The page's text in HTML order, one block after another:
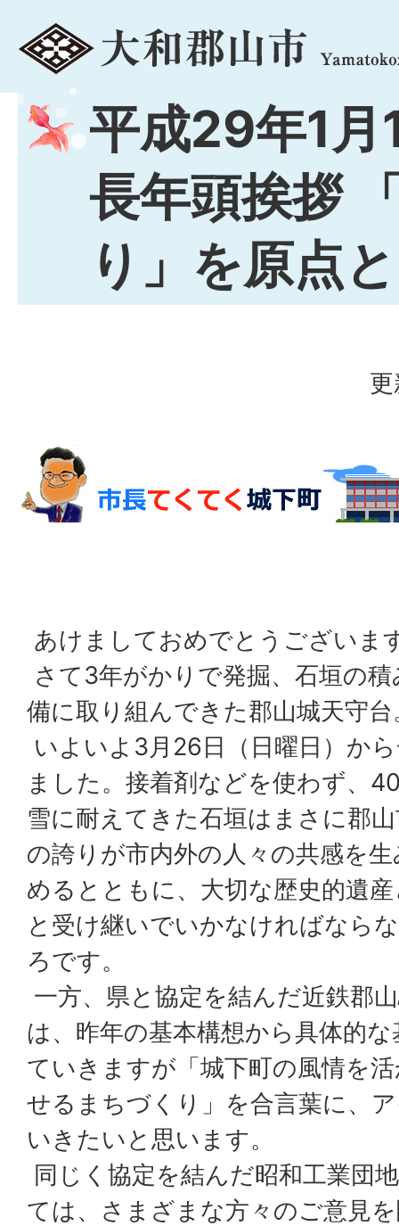
menu
平成29年1月
長年頭挨拶
り」を原点
あけましておめでとうございま
さて3年がかりで発掘、石垣の
備に取り組んできた郡山城天守台
いよいよ3月26日（日曜日）か
ました。接着剤などを使わず、
雪に耐えてきた石垣はまさに郡
の誇りが市内外の人々の共感を
めるとともに、大切な歴史的遺
と受け継いでいかなければなら
ろです。
一方、県と協定を結んだ近鉄郡
は、昨年の基本構想から具体的
ていきますが「城下町の風情を
せるまちづくり」を合言葉に、
いきたいと思います。
同じく協定を結んだ昭和工業団
ては、さまざまな方々のご意見